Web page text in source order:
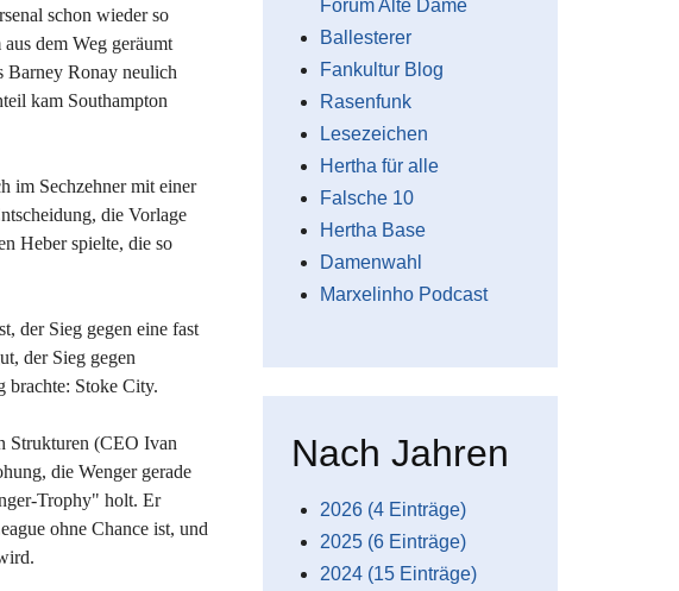
schon wieder so
dem Weg geräumt
Barney Ronay neulich
kam Southampton
im Sechzehner mit einer
die Vorlage
Heber spielte, die so
der Sieg gegen eine fast
der Sieg gegen
brachte: Stoke City.
Strukturen (CEO Ivan
die Wenger gerade
Trophy" holt. Er
ohne Chance ist, und
Forum Alte Dame
Ballesterer
Fankultur Blog
Rasenfunk
Lesezeichen
Hertha für alle
Falsche 10
Hertha Base
Damenwahl
Marxelinho Podcast
Nach Jahren
2026 (4 Einträge)
2025 (6 Einträge)
2024 (15 Einträge)